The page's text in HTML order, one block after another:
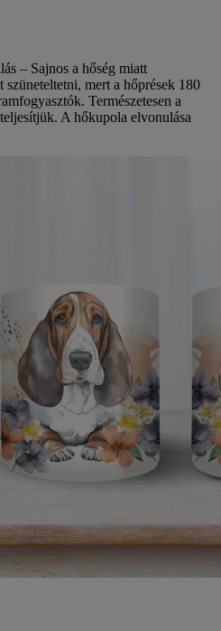
– Sajnos a hőség miatt
mert a hőprések 180
Természetesen a
A hőkupola elvonulása